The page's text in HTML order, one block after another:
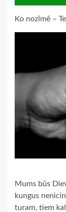
Ko nozīmē –
Mums būs
kungus
turam, tiem